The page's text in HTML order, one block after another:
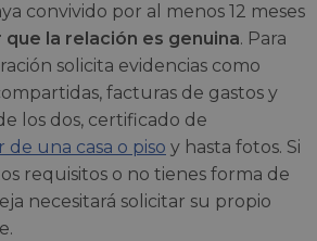
convivido por al menos 12 meses
la relación es genuina. Para
solicita evidencias como
facturas de gastos y
los dos, certificado de
de una casa o piso y hasta fotos. Si
requisitos o no tienes forma de
necesitará solicitar su propio